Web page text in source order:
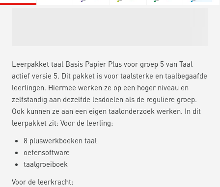
Leerpakket taal Basis Papier Plus voor groep 5 van Taal
actief versie 5. Dit pakket is voor taalsterke en taalbegaafde
leerlingen. Hiermee werken ze op een hoger niveau en
zelfstandig aan dezelfde lesdoelen als de reguliere groep.
Ook kunnen ze aan een eigen taalonderzoek werken. In dit
leerpakket zit: Voor de leerling:
8 pluswerkboeken taal
oefensoftware
taalgroeiboek
Voor de leerkracht: